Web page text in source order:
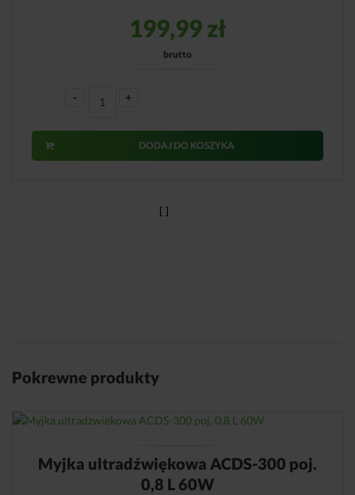
199,99zł
brutto
- +
DODAJ DO KOSZYKA
Pokrewne produkty
Myjka ultradźwiękowa ACDS-300 poj.
0,8 L 60W